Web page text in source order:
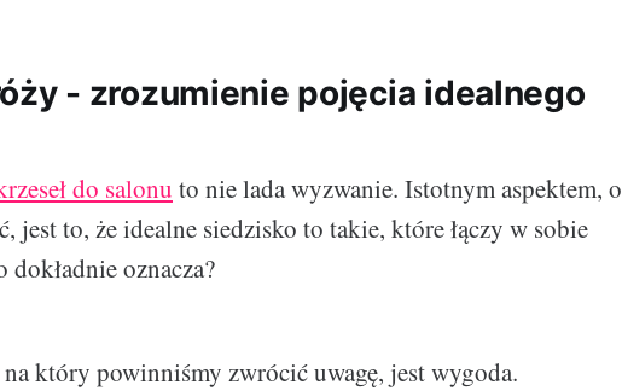
- zrozumienie pojęcia idealnego
do salonu to nie lada wyzwanie. Istotnym aspektem, o
jest to, że idealne siedzisko to takie, które łączy w sobie
oznacza?
który powinniśmy zwrócić uwagę, jest wygoda.